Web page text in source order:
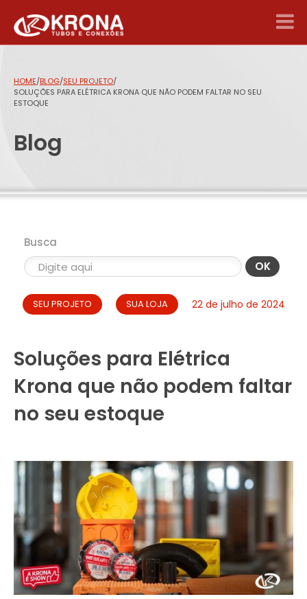
HOME/BLOG/SEU PROJETO/
SOLUÇÕES PARA ELÉTRICA KRONA QUE NÃO PODEM FALTAR NO SEU
ESTOQUE
Blog
Busca
OK
SEU PROJETO SUA LOJA 22 de julho de 2024
Soluções para Elétrica
Krona que não podem faltar
no seu estoque